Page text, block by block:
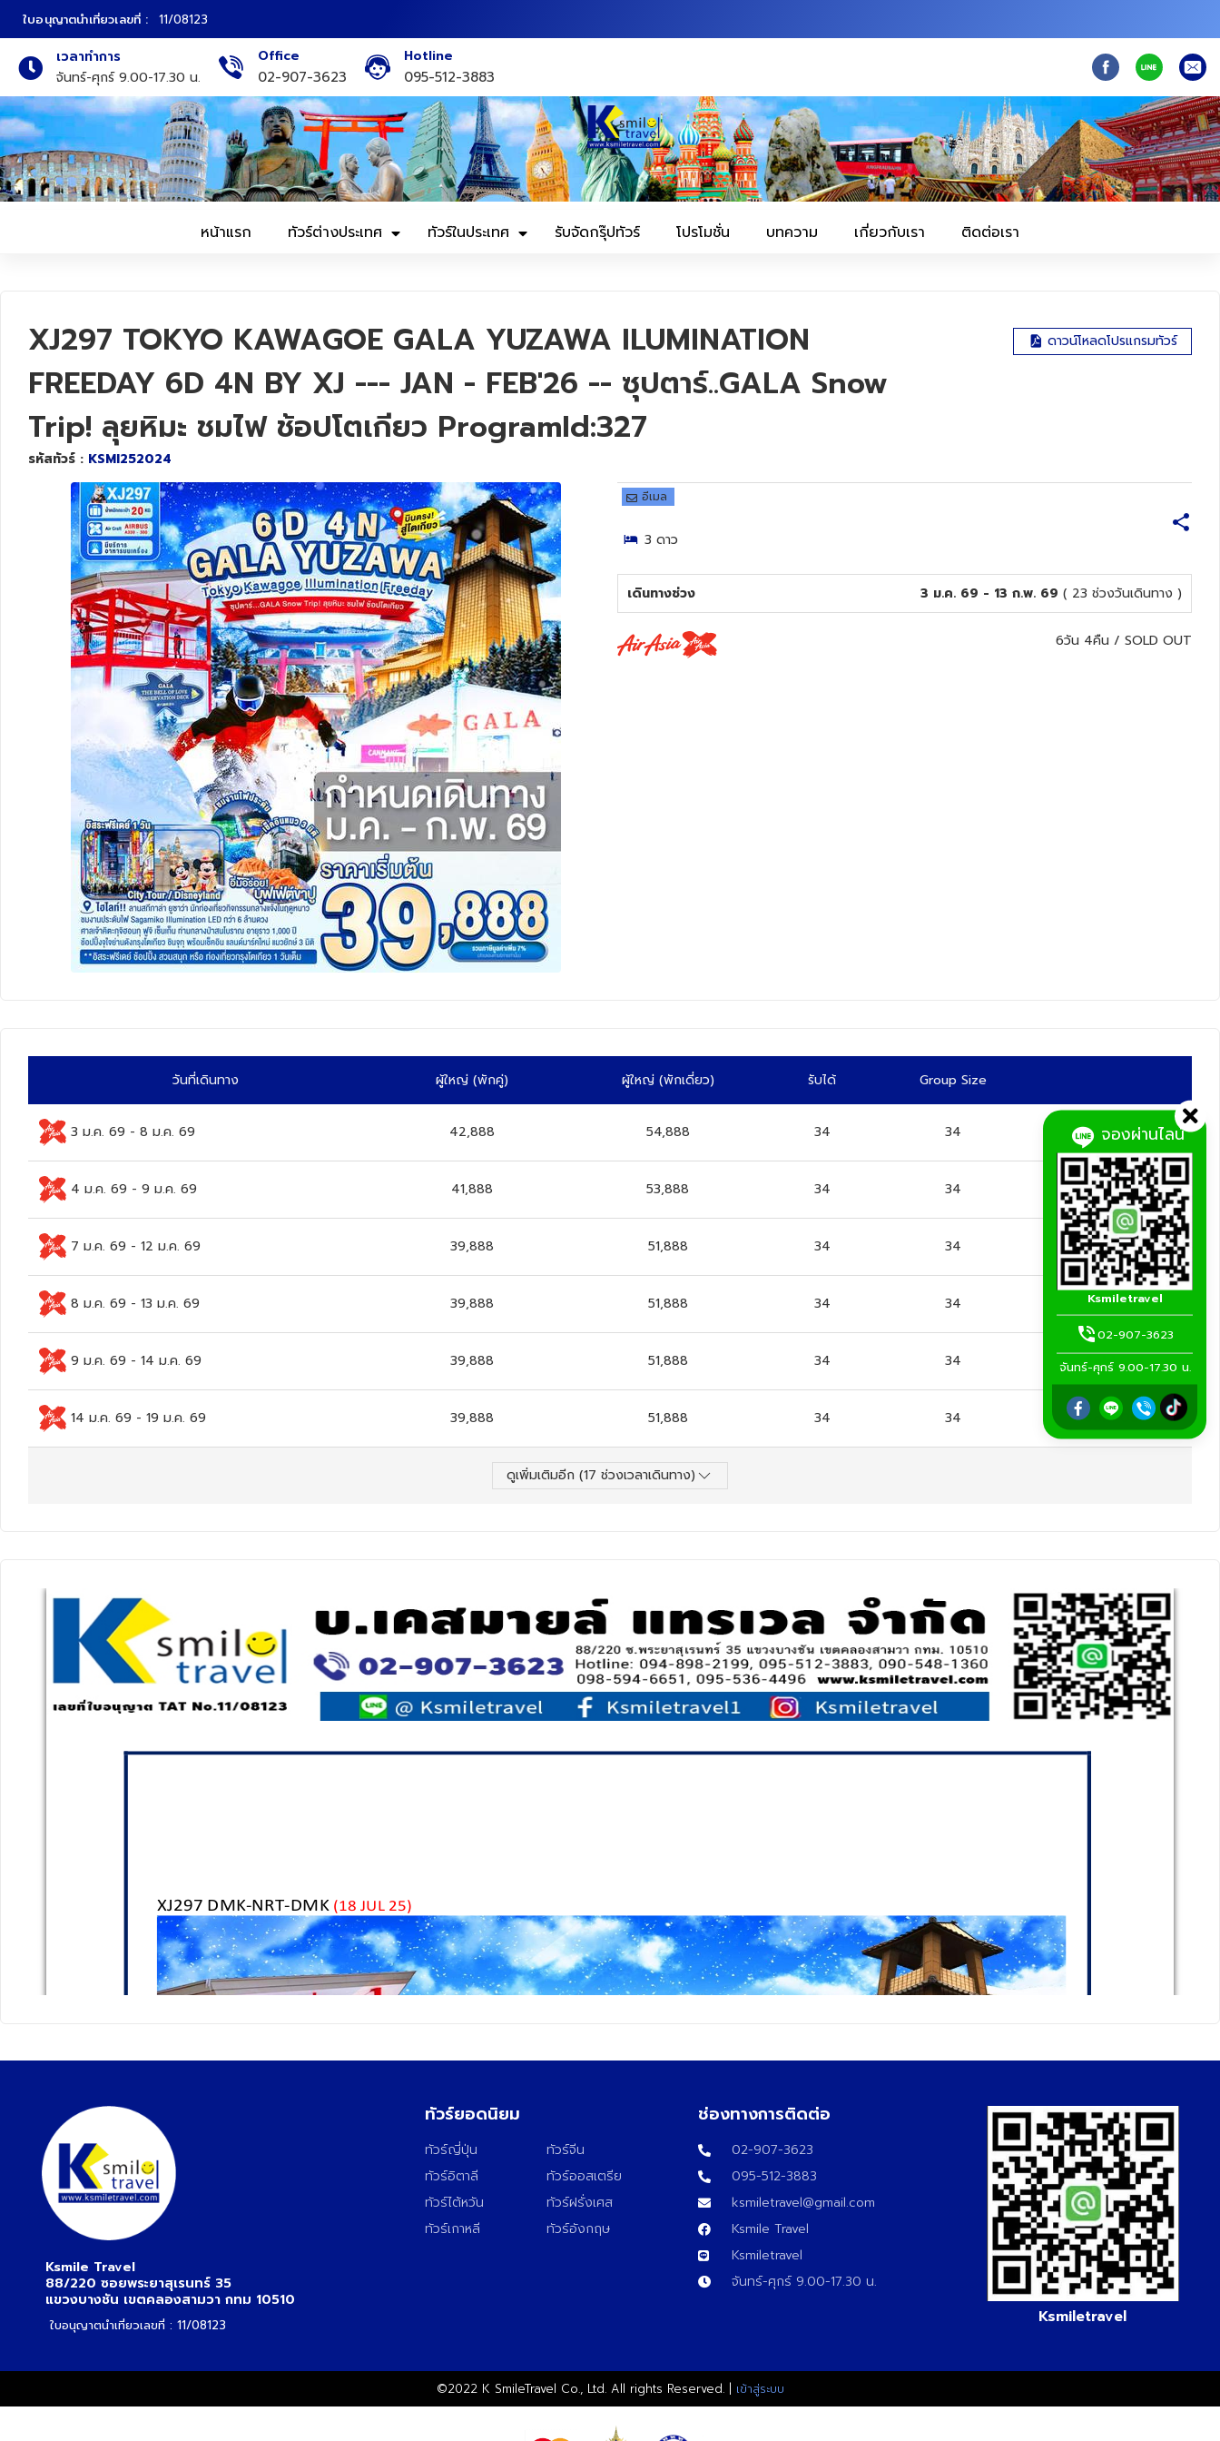
ใบอนุญาตนำเที่ยวเลขที่ : 11/08123
เวลาทำการ
จันทร์-ศุกร์ 9.00-17.30 น.
Office
02-907-3623
Hotline
095-512-3883
หน้าแรก ทัวร์ต่างประเทศ ทัวร์ในประเทศ รับจัดกรุ๊ปทัวร์ โปรโมชั่น บทความ เกี่ยวกับเรา ติดต่อเรา
XJ297 TOKYO KAWAGOE GALA YUZAWA ILUMINATION
FREEDAY 6D 4N BY XJ --- JAN - FEB'26 -- ซุปตาร์..GALA Snow
Trip! ลุยหิมะ ชมไฟ ช้อปโตเกียว ProgramId:327
รหัสทัวร์ : KSMI252024
ดาวน์โหลดโปรแกรมทัวร์
อีเมล
3 ดาว
เดินทางช่วง 3 ม.ค. 69 - 13 ก.พ. 69 ( 23 ช่วงวันเดินทาง )
6วัน 4คืน / SOLD OUT
วันที่เดินทาง ผู้ใหญ่ (พักคู่) ผู้ใหญ่ (พักเดี่ยว) รับได้ Group Size
3 ม.ค. 69 - 8 ม.ค. 69 42,888 54,888 34 34 Sold Out
4 ม.ค. 69 - 9 ม.ค. 69 41,888 53,888 34 34 Sold Out
7 ม.ค. 69 - 12 ม.ค. 69 39,888 51,888 34 34 Sold Out
8 ม.ค. 69 - 13 ม.ค. 69 39,888 51,888 34 34 Sold Out
9 ม.ค. 69 - 14 ม.ค. 69 39,888 51,888 34 34 Sold Out
14 ม.ค. 69 - 19 ม.ค. 69 39,888 51,888 34 34 Sold Out
ดูเพิ่มเติมอีก (17 ช่วงเวลาเดินทาง)
จองผ่านไลน์
Ksmiletravel
02-907-3623
จันทร์-ศุกร์ 9.00-17.30 น.
Ksmile Travel
88/220 ซอยพระยาสุเรนทร์ 35
แขวงบางชัน เขตคลองสามวา กทม 10510
ใบอนุญาตนำเที่ยวเลขที่ : 11/08123
ทัวร์ยอดนิยม
ทัวร์ญี่ปุ่น
ทัวร์อิตาลี
ทัวร์ไต้หวัน
ทัวร์เกาหลี
ทัวร์จีน
ทัวร์ออสเตรีย
ทัวร์ฝรั่งเศส
ทัวร์อังกฤษ
ช่องทางการติดต่อ
02-907-3623
095-512-3883
ksmiletravel@gmail.com
Ksmile Travel
Ksmiletravel
จันทร์-ศุกร์ 9.00-17.30 น.
Ksmiletravel
©2022 K SmileTravel Co., Ltd. All rights Reserved. | เข้าสู่ระบบ
ทัวร์ญี่ปุ่น
ทัวร์เกาหลี
ทัวร์ยุโรป
ทัวร์สแกนดิเนเวีย
ทัวร์สิงคโปร์
ทัวร์ตุรเคีย
ทัวร์สวิตเซอร์แลนด์
ทัวร์พม่า
ทัวร์ลาว
ทัวร์มัลดีฟส์
ทัวร์เวียดนาม
ทัวร์อียิปต์
ทัวร์อินเดีย
ทัวร์บาหลี
ทัวร์นิวซีแลนด์
ทัวร์ออสเตรเลีย
ภาคเหนือ
ภาคกลาง
ภาคอีสาน
ภาคตะวันตก